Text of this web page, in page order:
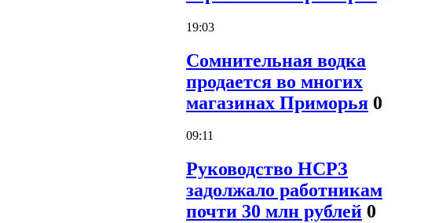
19:03
Сомнительная водка
продается во многих
магазинах Приморья 0
09:11
Руководство НСРЗ
задолжало работникам
почти 30 млн рублей 0